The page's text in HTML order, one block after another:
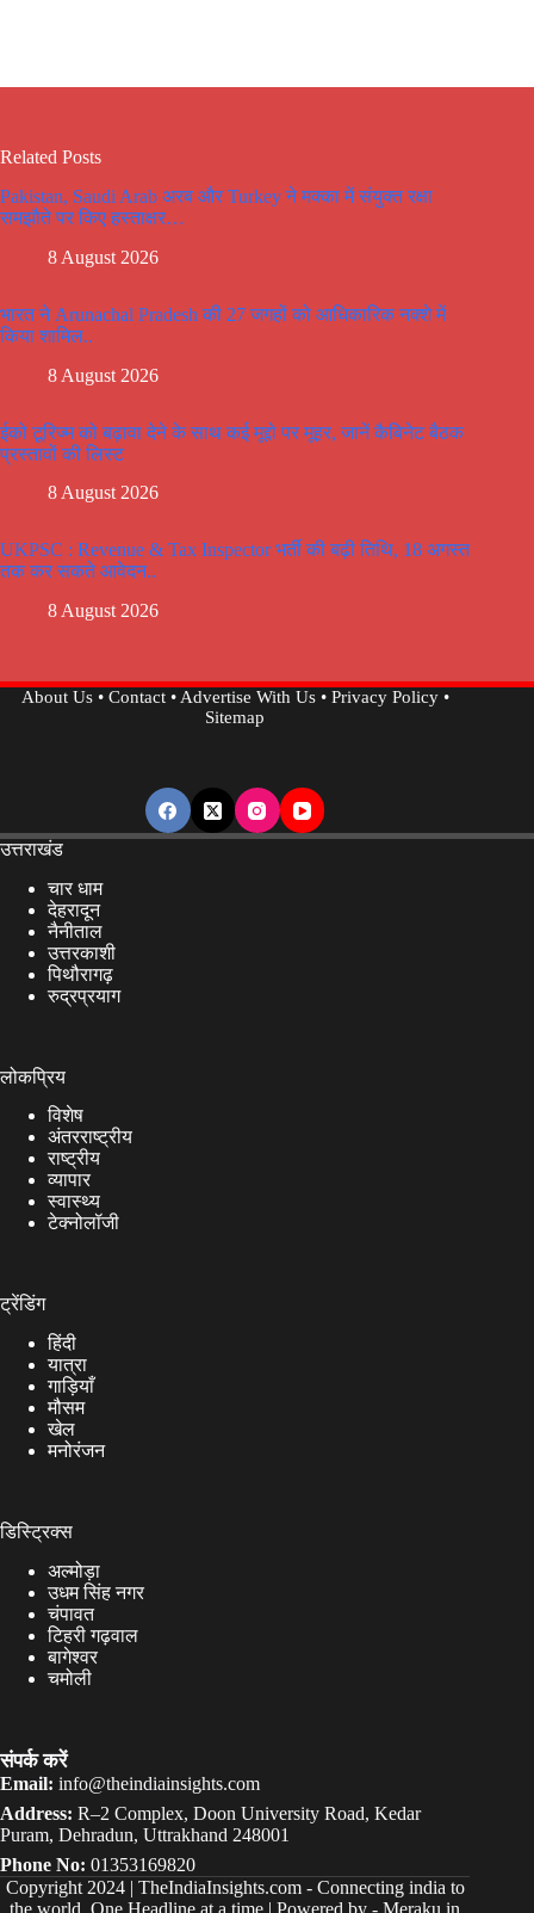
Related Posts
Pakistan, Saudi Arab अरब और Turkey ने मक्का में संयुक्त रक्षा
समझौते पर किए हस्ताक्षर…
8 August 2026
भारत ने Arunachal Pradesh की 27 जगहों को आधिकारिक नक्शे में
किया शामिल..
8 August 2026
ईको टूरिज्म को बढ़ावा देने के साथ कई मूद्दो पर मूहर, जानें कैबिनेट बैठक
प्रस्तावों की लिस्ट
8 August 2026
UKPSC : Revenue & Tax Inspector भर्ती की बढ़ी तिथि, 18 अगस्त
तक कर सकते आवेदन..
8 August 2026
About Us• Contact•Advertise With Us• Privacy Policy•
Sitemap
उत्तराखंड
चार धाम
देहरादून
नैनीताल
उत्तरकाशी
पिथौरागढ़
रुद्रप्रयाग
लोकप्रिय
विशेष
अंतरराष्ट्रीय
राष्ट्रीय
व्यापार
स्वास्थ्य
टेक्नोलॉजी
ट्रेंडिंग
हिंदी
यात्रा
गाड़ियाँ
मौसम
खेल
मनोरंजन
डिस्ट्रिक्स
अल्मोड़ा
उधम सिंह नगर
चंपावत
टिहरी गढ़वाल
बागेश्वर
चमोली
संपर्क करें
Email: info@theindiainsights.com
Address: R–2 Complex, Doon University Road, Kedar
Puram, Dehradun, Uttrakhand 248001
Phone No: 01353169820
Copyright 2024 | TheIndiaInsights.com- Connecting india to
the world, One Headline at a time | Powered by -Meraku.in